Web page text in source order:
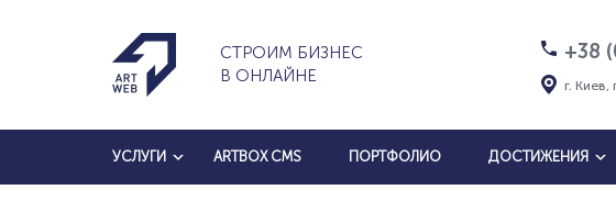
СТРОИМ БИЗНЕС
В ОНЛАЙНЕ
+38
г.
УСЛУГИ ARTBOX CMS ПОРТФОЛИО ДОСТИЖЕНИЯ